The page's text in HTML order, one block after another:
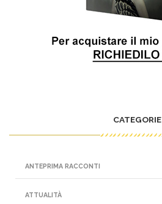
CATEGORIE
ANTEPRIMA RACCONTI
ATTUALITÀ